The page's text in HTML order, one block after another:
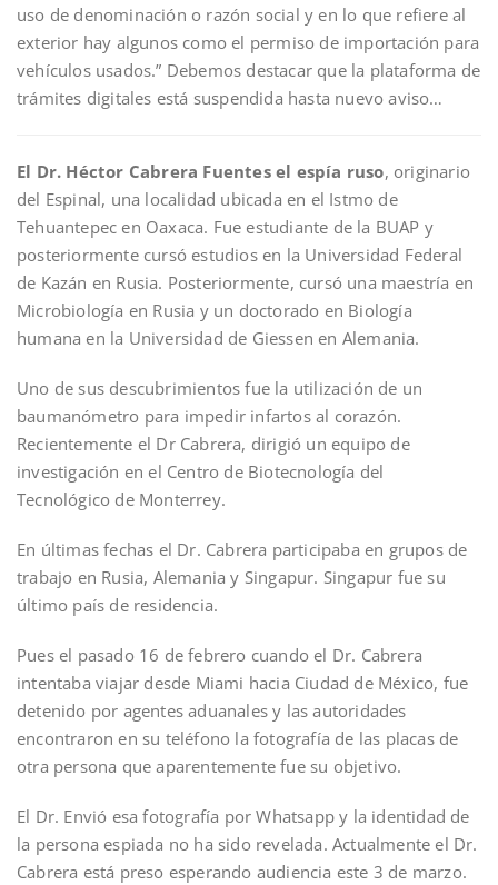
uso de denominación o razón social y en lo que refiere al
exterior hay algunos como el permiso de importación para
vehículos usados.” Debemos destacar que la plataforma de
trámites digitales está suspendida hasta nuevo aviso…
El Dr. Héctor Cabrera Fuentes el espía ruso, originario
del Espinal, una localidad ubicada en el Istmo de
Tehuantepec en Oaxaca. Fue estudiante de la BUAP y
posteriormente cursó estudios en la Universidad Federal
de Kazán en Rusia. Posteriormente, cursó una maestría en
Microbiología en Rusia y un doctorado en Biología
humana en la Universidad de Giessen en Alemania.
Uno de sus descubrimientos fue la utilización de un
baumanómetro para impedir infartos al corazón.
Recientemente el Dr Cabrera, dirigió un equipo de
investigación en el Centro de Biotecnología del
Tecnológico de Monterrey.
En últimas fechas el Dr. Cabrera participaba en grupos de
trabajo en Rusia, Alemania y Singapur. Singapur fue su
último país de residencia.
Pues el pasado 16 de febrero cuando el Dr. Cabrera
intentaba viajar desde Miami hacia Ciudad de México, fue
detenido por agentes aduanales y las autoridades
encontraron en su teléfono la fotografía de las placas de
otra persona que aparentemente fue su objetivo.
El Dr. Envió esa fotografía por Whatsapp y la identidad de
la persona espiada no ha sido revelada. Actualmente el Dr.
Cabrera está preso esperando audiencia este 3 de marzo.